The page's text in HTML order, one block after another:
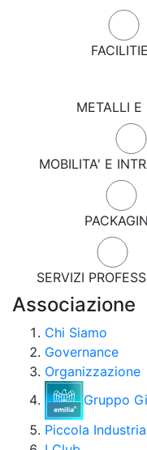
METALLI E
MOBILITA' E
SERVIZI
Associazione
Chi Siamo
Governance
Organizzazione
Gruppo
Piccola Industria